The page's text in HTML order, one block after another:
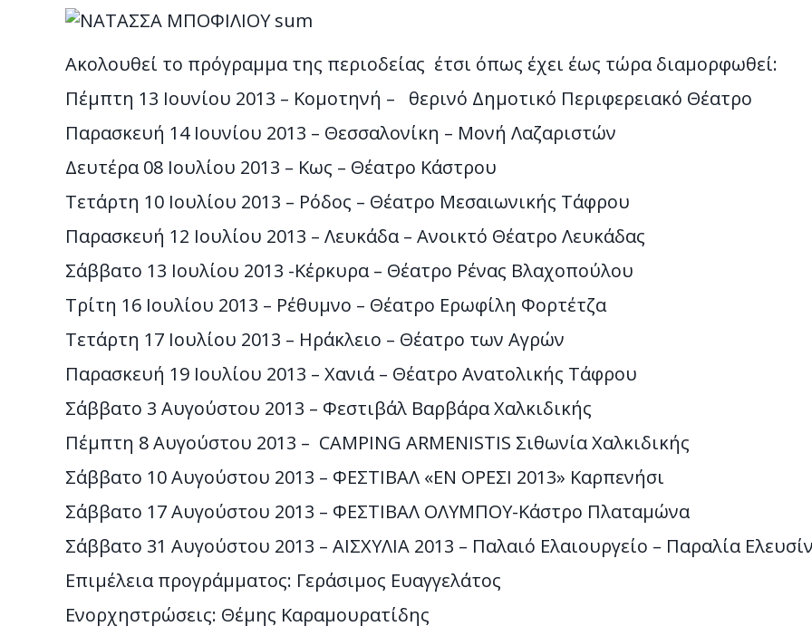
Ακολουθεί το πρόγραμμα της περιοδείας έτσι όπως έχει έως τώρα διαμορφωθεί:
Πέμπτη 13 Ιουνίου 2013 – Κομοτηνή – θερινό Δημοτικό Περιφερειακό Θέατρο
Παρασκευή 14 Ιουνίου 2013 – Θεσσαλονίκη – Μονή Λαζαριστών
Δευτέρα 08 Ιουλίου 2013 – Κως – Θέατρο Κάστρου
Τετάρτη 10 Ιουλίου 2013 – Ρόδος – Θέατρο Μεσαιωνικής Τάφρου
Παρασκευή 12 Ιουλίου 2013 – Λευκάδα – Ανοικτό Θέατρο Λευκάδας
Σάββατο 13 Ιουλίου 2013 -Κέρκυρα – Θέατρο Ρένας Βλαχοπούλου
Τρίτη 16 Ιουλίου 2013 – Ρέθυμνο – Θέατρο Ερωφίλη Φορτέτζα
Τετάρτη 17 Ιουλίου 2013 – Ηράκλειο – Θέατρο των Αγρών
Παρασκευή 19 Ιουλίου 2013 – Χανιά – Θέατρο Ανατολικής Τάφρου
Σάββατο 3 Αυγούστου 2013 – Φεστιβάλ Βαρβάρα Χαλκιδικής
Πέμπτη 8 Αυγούστου 2013 – CAMPING ARMENISTIS Σιθωνία Χαλκιδικής
Σάββατο 10 Αυγούστου 2013 – ΦΕΣΤΙΒΑΛ «ΕΝ ΟΡΕΣΙ 2013» Καρπενήσι
Σάββατο 17 Αυγούστου 2013 – ΦΕΣΤΙΒΑΛ ΟΛΥΜΠΟΥ-Κάστρο Πλαταμώνα
Σάββατο 31 Αυγούστου 2013 – ΑΙΣΧΥΛΙΑ 2013 – Παλαιό Ελαιουργείο – Παραλία
Επιμέλεια προγράμματος: Γεράσιμος Ευαγγελάτος
Ενορχηστρώσεις: Θέμης Καραμουρατίδης